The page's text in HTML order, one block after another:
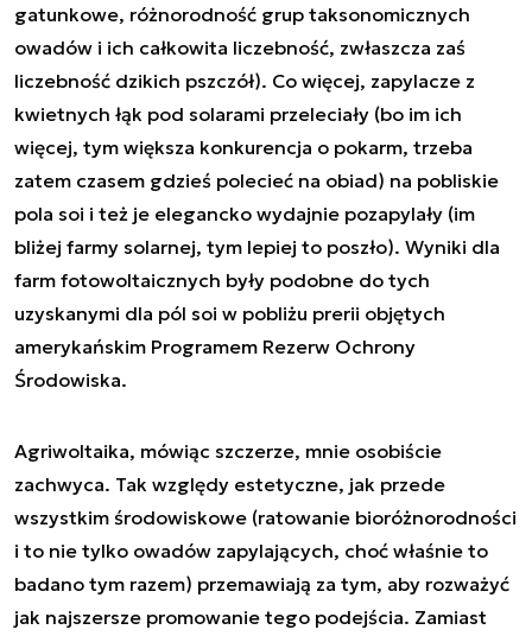
gatunkowe, różnorodność grup taksonomicznych
owadów i ich całkowita liczebność, zwłaszcza zaś
liczebność dzikich pszczół). Co więcej, zapylacze z
kwietnych łąk pod solarami przeleciały (bo im ich
więcej, tym większa konkurencja o pokarm, trzeba
zatem czasem gdzieś polecieć na obiad) na pobliskie
pola soi i też je elegancko wydajnie pozapylały (im
bliżej farmy solarnej, tym lepiej to poszło). Wyniki dla
farm fotowoltaicznych były podobne do tych
uzyskanymi dla pól soi w pobliżu prerii objętych
amerykańskim Programem Rezerw Ochrony
Środowiska.
Agriwoltaika, mówiąc szczerze, mnie osobiście
zachwyca. Tak względy estetyczne, jak przede
wszystkim środowiskowe (ratowanie bioróżnorodności
i to nie tylko owadów zapylających, choć właśnie to
badano tym razem) przemawiają za tym, aby rozważyć
jak najszersze promowanie tego podejścia. Zamiast